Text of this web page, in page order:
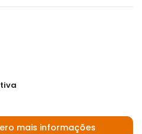
mais informações